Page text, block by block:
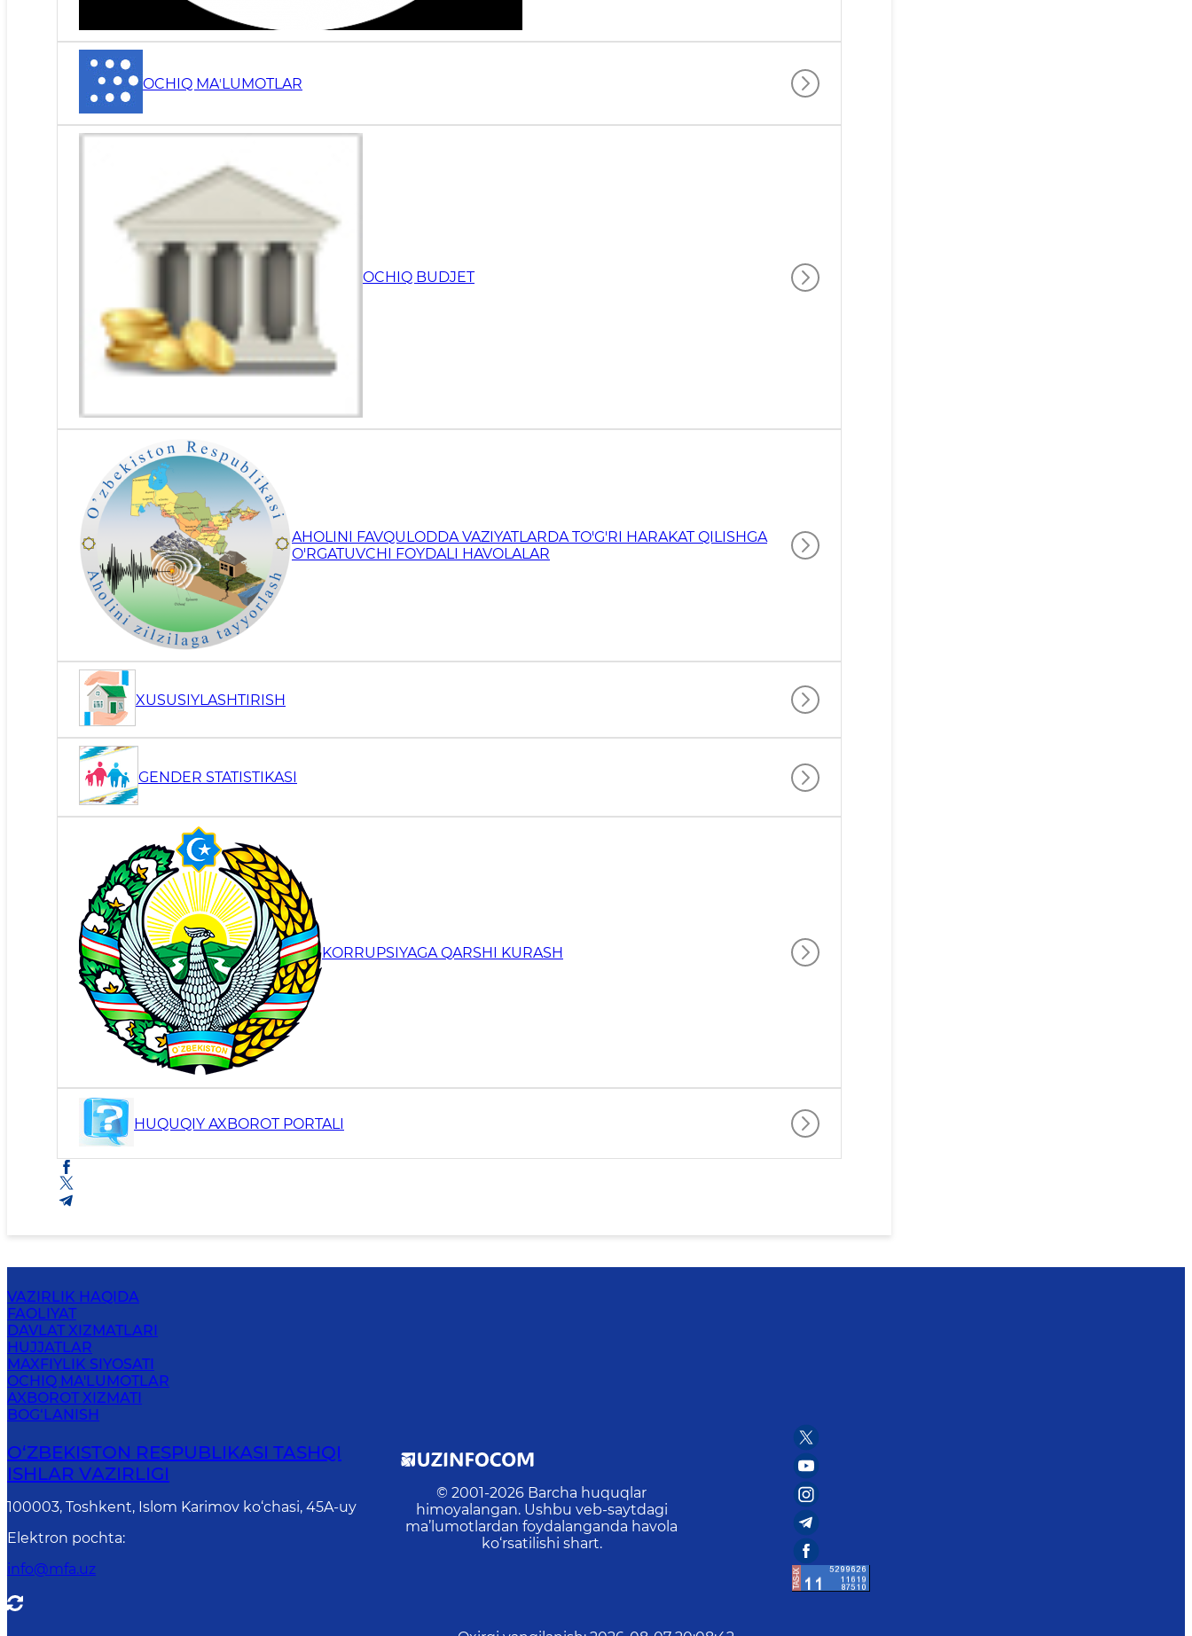
OCHIQ MAʼLUMOTLAR
OCHIQ BUDJET
AHOLINI FAVQULODDA VAZIYATLARDA TO'G'RI HARAKAT QILISHGA
O'RGATUVCHI FOYDALI HAVOLALAR
XUSUSIYLASHTIRISH
GENDER STATISTIKASI
KORRUPSIYAGA QARSHI KURASH
HUQUQIY AXBOROT PORTALI
VAZIRLIK HAQIDA
FAOLIYAT
DAVLAT XIZMATLARI
HUJJATLAR
MAXFIYLIK SIYOSATI
OCHIQ MA'LUMOTLAR
AXBOROT XIZMATI
BOG‘LANISH
O‘ZBЕKISTОN RЕSPUBLIKАSI TASHQI
ISHLАR VАZIRLIGI
100003, Toshkent, Islom Karimov ko‘chasi, 45A-uy
Elektron pochta:
info@mfa.uz
© 2001-2026 Barcha huquqlar
himoyalangan. Ushbu veb-saytdagi
ma’lumotlardan foydalanganda havola
ko‘rsatilishi shart.